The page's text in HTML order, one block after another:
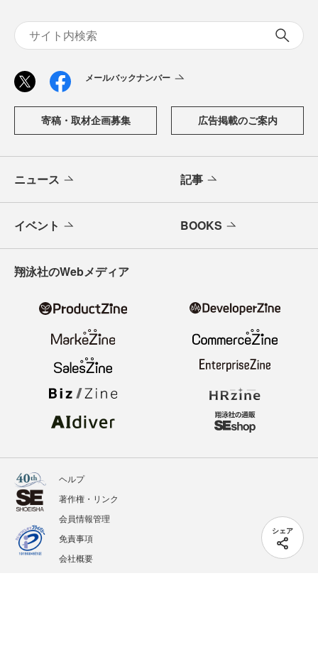
シェア
メールバックナンバー
寄稿・取材企画募集 広告掲載のご案内
ニュース 記事
イベント BOOKS
翔泳社のWebメディア
ヘルプ
著作権・リンク
会員情報管理
免責事項
会社概要